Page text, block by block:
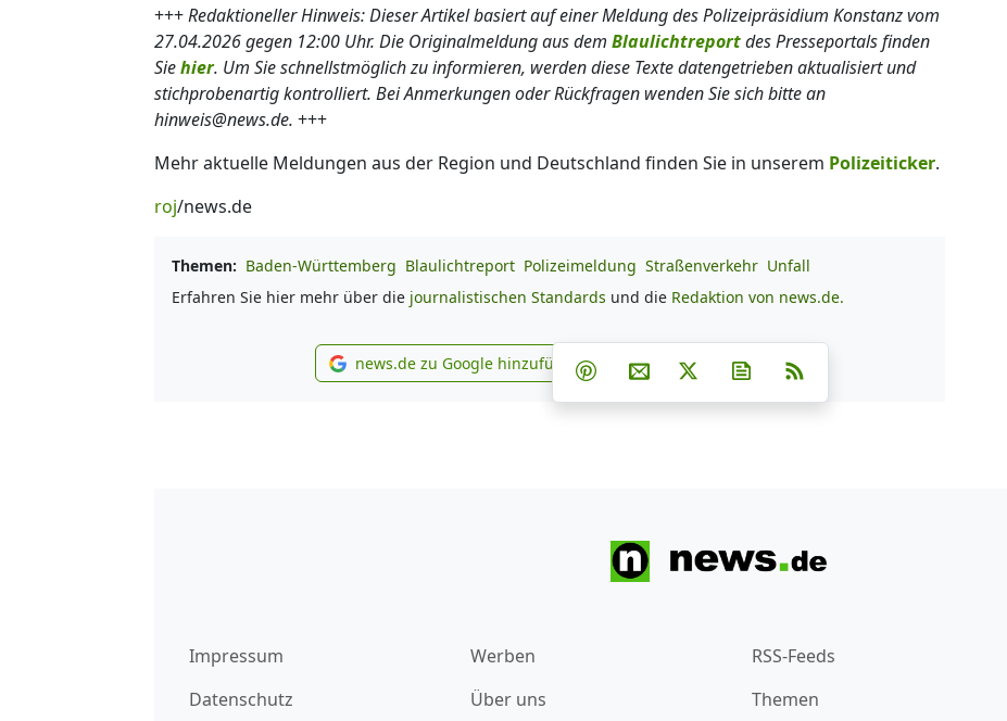
+++Redaktioneller Hinweis: Dieser Artikel basiert auf einer Meldung des Polizeipräsidium Konstanz vom
27.04.2026 gegen 12:00 Uhr. Die Originalmeldung aus dem Blaulichtreportdes Presseportals finden
Siehier. Um Sie schnellstmöglich zu informieren, werden diese Texte datengetrieben aktualisiert und
stichprobenartig kontrolliert. Bei Anmerkungen oder Rückfragen wenden Sie sich bitte an
hinweis@news.de. +++
Mehr aktuelle Meldungen aus der Region und Deutschland finden Sie in unserem Polizeiticker.
roj/news.de
Themen: Baden-Württemberg Blaulichtreport Polizeimeldung Straßenverkehr Unfall
Erfahren Sie hier mehr über die journalistischen Standards und die Redaktion von news.de.
news.de zu Google hinzufügen
news.de zu Google hinzufügen Teilen auf Facebook
Teilen auf Whatsapp
Teilen auf Telegram
Teilen auf Pinterest
Per E-Mail teilen
Post auf XNewsletter abonnieren
Impressum
Datenschutz
Werben
Über uns
RSS-Feeds
Themen